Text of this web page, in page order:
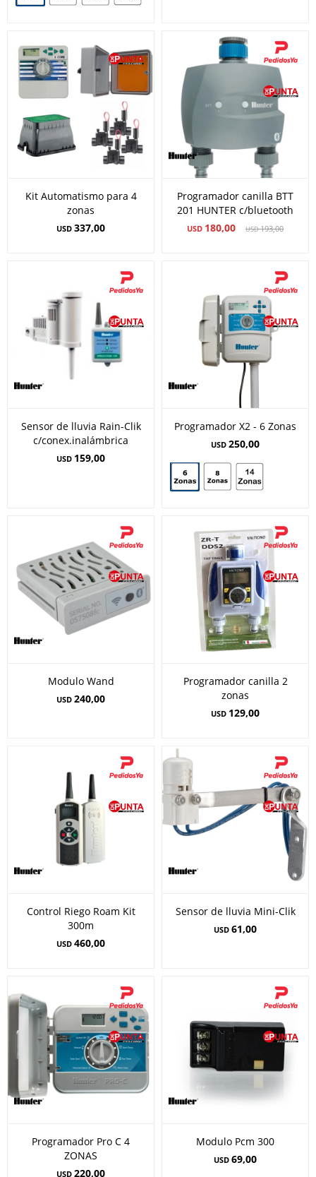
Kit Automatismo para 4
zonas
USD 337,00
Programador canilla BTT
201 HUNTER c/bluetooth
USD 180,00 USD193,00
Sensor de lluvia Rain-Clik
c/conex.inalámbrica
USD 159,00
Programador X2 - 6 Zonas
USD 250,00
Modulo Wand
USD 240,00
Programador canilla 2
zonas
USD 129,00
Control Riego Roam Kit
300m
USD 460,00
Sensor de lluvia Mini-Clik
USD 61,00
Programador Pro C 4
ZONAS
USD 220,00
Modulo Pcm 300
USD 69,00